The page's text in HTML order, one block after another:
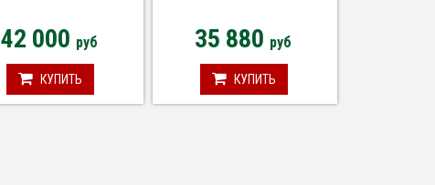
42 000 руб
КУПИТЬ
35 880 руб
КУПИТЬ